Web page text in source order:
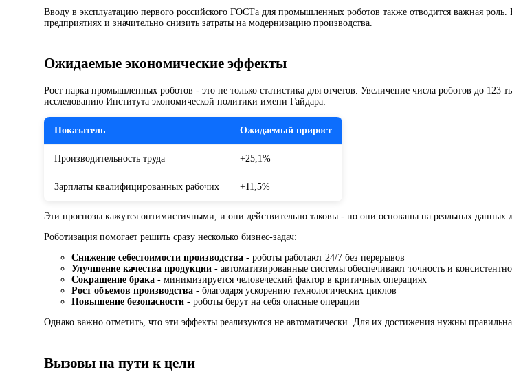
Вводу в эксплуатацию первого российского ГОСТа для промышленных роботов также отводится важная
предприятиях и значительно снизить затраты на модернизацию производства.
Ожидаемые экономические эффекты
Рост парка промышленных роботов - это не только статистика для отчетов. Увеличение числа роботов до
исследованию Института экономической политики имени Гайдара:
Показатель Ожидаемый прирост
Производительность труда +25,1%
Зарплаты квалифицированных рабочих +11,5%
Эти прогнозы кажутся оптимистичными, и они действительно таковы - но они основаны на реальных данных
Роботизация помогает решить сразу несколько бизнес-задач:
Снижение себестоимости производства - роботы работают 24/7 без перерывов
Улучшение качества продукции - автоматизированные системы обеспечивают точность и
Сокращение брака - минимизируется человеческий фактор в критичных операциях
Рост объемов производства - благодаря ускорению технологических циклов
Повышение безопасности - роботы берут на себя опасные операции
Однако важно отметить, что эти эффекты реализуются не автоматически. Для их достижения нужны
Вызовы на пути к цели